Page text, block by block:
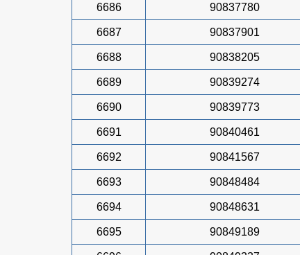
6686 90837780
6687 90837901
6688 90838205
6689 90839274
6690 90839773
6691 90840461
6692 90841567
6693 90848484
6694 90848631
6695 90849189